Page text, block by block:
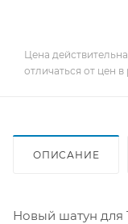
Цена
отличаться от цен
ОПИСАНИЕ
Новый шатун для